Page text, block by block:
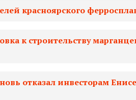
красноярского
к строительству
отказал инвесторам